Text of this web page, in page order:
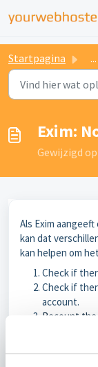
Startpagina ...
Exim:
Gewijzigd
Als Exim
kan dat
kan helpen om
Check if
Check if
account.
Recount